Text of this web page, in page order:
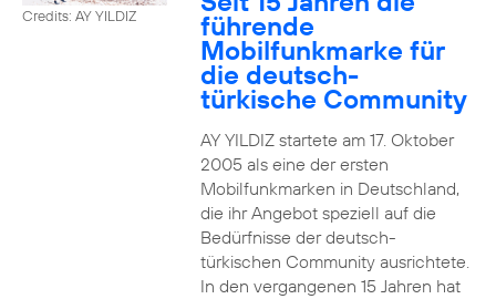
Credits: AY YILDIZ führende
Mobilfunkmarke für
die deutsch-
türkische Community
AY YILDIZ startete am 17. Oktober
2005 als eine der ersten
Mobilfunkmarken in Deutschland,
die ihr Angebot speziell auf die
Bedürfnisse der deutsch-
türkischen Community ausrichtete.
In den vergangenen 15 Jahren hat